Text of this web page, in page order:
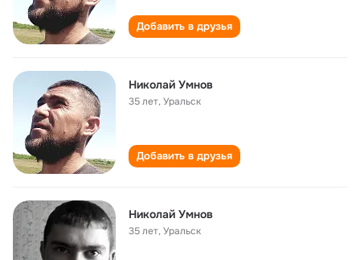
Добавить в друзья
Николай Умнов
35 лет,Уральск
Добавить в друзья
Николай Умнов
35 лет,Уральск